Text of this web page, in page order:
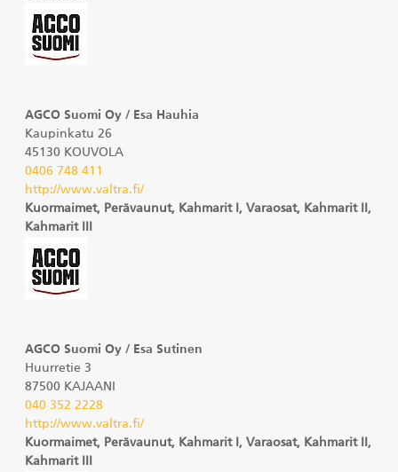
AGCO Suomi Oy / Esa Hauhia
Kaupinkatu 26
45130 KOUVOLA
0406 748 411
http://www.valtra.fi/
Kuormaimet, Perävaunut, Kahmarit I, Varaosat, Kahmarit II,
Kahmarit III
AGCO Suomi Oy / Esa Sutinen
Huurretie 3
87500 KAJAANI
040 352 2228
http://www.valtra.fi/
Kuormaimet, Perävaunut, Kahmarit I, Varaosat, Kahmarit II,
Kahmarit III